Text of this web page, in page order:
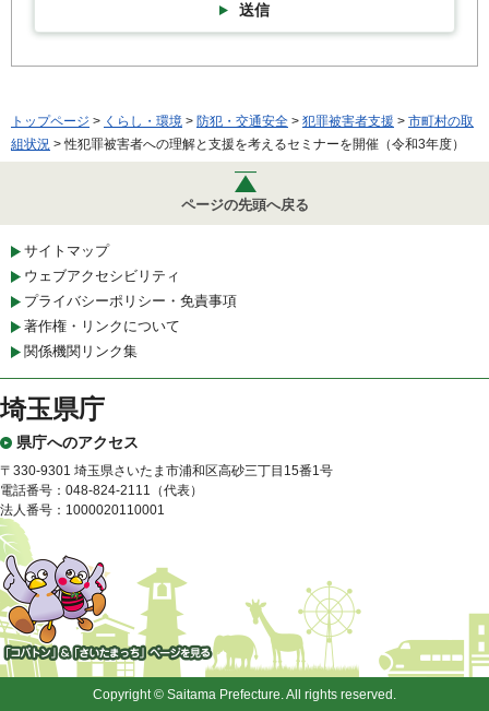
送信
トップページ > くらし・環境 > 防犯・交通安全 > 犯罪被害者支援 > 市町村の取
組状況 > 性犯罪被害者への理解と支援を考えるセミナーを開催（令和3年度）
ページの先頭へ戻る
サイトマップ
ウェブアクセシビリティ
プライバシーポリシー・免責事項
著作権・リンクについて
関係機関リンク集
埼玉県庁
県庁へのアクセス
〒330-9301 埼玉県さいたま市浦和区高砂三丁目15番1号
電話番号：048-824-2111（代表）
法人番号：1000020110001
「コバトン」&「さいたまっ
Copyright © Saitama Prefecture. All rights reserved.